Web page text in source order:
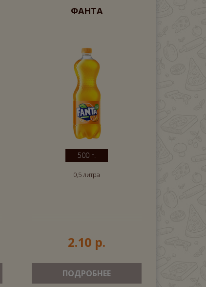
ФАНТА
500 г.
0,5 литра
2.10 р.
ПОДРОБНЕЕ